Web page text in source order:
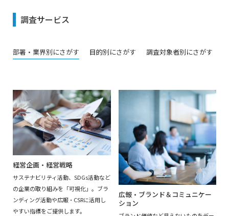
調査サービス
部署・業界別にさがす 目的別にさがす 調査対象者別にさがす
経営企画・経営戦略
サステナビリティ活動、SDGs活動など
の企業の取り組みを「可視化」。ブラ
ンディング活動や広報・CSRに活用し
やすい指標をご提供します。
広報・ブランド＆コミュニケー
ション